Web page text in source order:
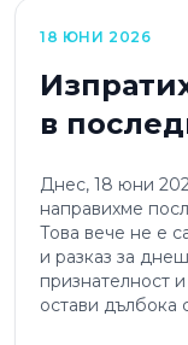
18 ЮНИ 2026
в
Днес, 18 юни
направихме
Това вече не е
и разказ за
признателност
остави дълбока